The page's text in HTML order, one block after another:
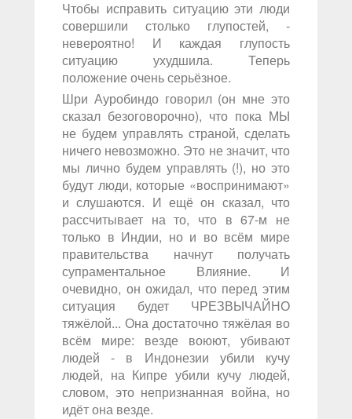
Чтобы исправить ситуацию эти люди
совершили столько глупостей, -
невероятно! И каждая глупость
ситуацию ухудшила. Теперь
положение очень серьёзное.
Шри Ауробиндо говорил (он мне это
сказал безоговорочно), что пока МЫ
не будем управлять страной, сделать
ничего невозможно. Это не значит, что
мы лично будем управлять (!), но это
будут люди, которые «воспринимают»
и слушаются. И ещё он сказал, что
рассчитывает на то, что в 67-м не
только в Индии, но и во всём мире
правительства начнут получать
супраментальное Влияние. И
очевидно, он ожидал, что перед этим
ситуация будет ЧРЕЗВЫЧАЙНО
тяжёлой... Она достаточно тяжёлая во
всём мире: везде воюют, убивают
людей - в Индонезии убили кучу
людей, на Кипре убили кучу людей,
словом, это непризнанная война, но
идёт она везде.